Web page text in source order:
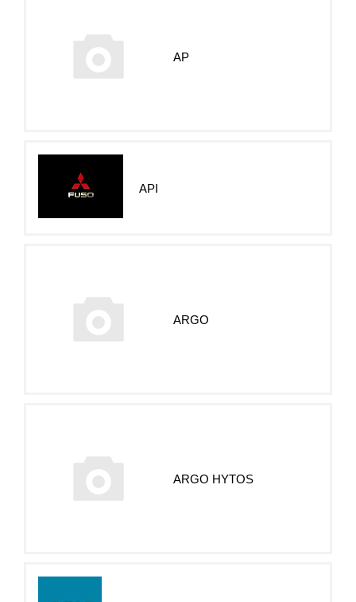
AP
API
ARGO
ARGO HYTOS